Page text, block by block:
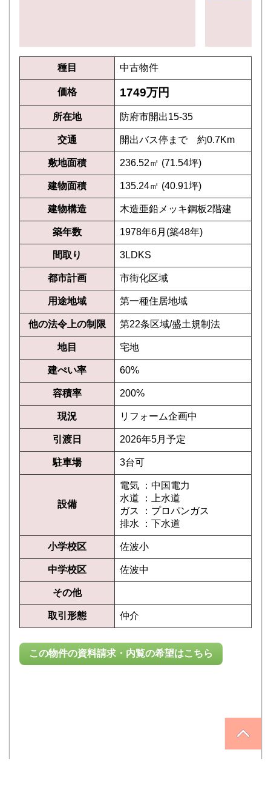
種目 中古物件
価格 1749万円
所在地 防府市開出15-35
交通 開出バス停まで 約0.7Km
敷地面積 236.52㎡ (71.54坪)
建物面積 135.24㎡ (40.91坪)
建物構造 木造亜鉛メッキ鋼板2階建
築年数 1978年6月(築48年)
間取り 3LDKS
都市計画 市街化区域
用途地域 第一種住居地域
他の法令上の制限 第22条区域/盛土規制法
地目 宅地
建ぺい率 60%
容積率 200%
現況 リフォーム企画中
引渡日 2026年5月予定
駐車場 3台可
設備
電気 ：中国電力
水道 ：上水道
ガス ：プロパンガス
排水 ：下水道
小学校区 佐波小
中学校区 佐波中
その他
取引形態 仲介
この物件の資料請求・内覧の希望はこちら